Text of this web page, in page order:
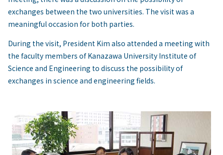
exchanges between the two universities. The visit was a
meaningful occasion for both parties.
During the visit, President Kim also attended a meeting with
the faculty members of Kanazawa University Institute of
Science and Engineering to discuss the possibility of
exchanges in science and engineering fields.